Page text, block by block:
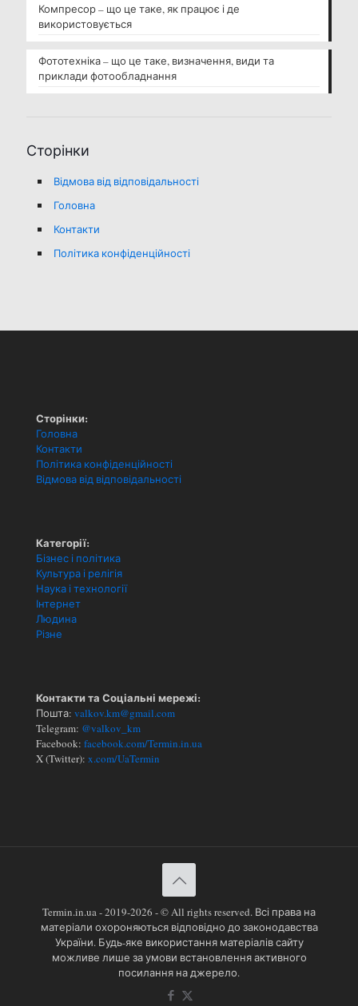
Компресор – що це таке, як працює і де
використовується
Фототехніка – що це таке, визначення, види та
приклади фотообладнання
Сторінки
Відмова від відповідальності
Головна
Контакти
Політика конфіденційності
Сторінки:
Головна
Контакти
Політика конфіденційності
Відмова від відповідальності
Категорії:
Бізнес і політика
Культура і релігія
Наука і технології
Інтернет
Людина
Різне
Контакти та Соціальні мережі:
Пошта: valkov.km@gmail.com
Telegram: @valkov_km
Facebook: facebook.com/Termin.in.ua
X (Twitter): x.com/UaTermin
Termin.in.ua - 2019-2026 - © All rights reserved. Всі права на
матеріали охороняються відповідно до законодавства
України. Будь-яке використання матеріалів сайту
можливе лише за умови встановлення активного
посилання на джерело.